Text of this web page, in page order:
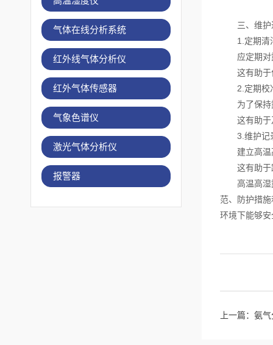
气体在线分析系统
红外线气体分析仪
红外气体传感器
气象色谱仪
激光气体分析仪
报警器
三、维护
1.定期清
应定期对露
这有助于保
2.定期校
为了保持露
这有助于及
3.维护记
建立高温高
这有助于跟
高温高湿露
范、防护措
环境下能够
上一篇： 氨气